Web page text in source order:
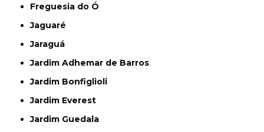
Freguesia do Ó
Jaguaré
Jaraguá
Jardim Adhemar de Barros
Jardim Bonfiglioli
Jardim Everest
Jardim Guedala